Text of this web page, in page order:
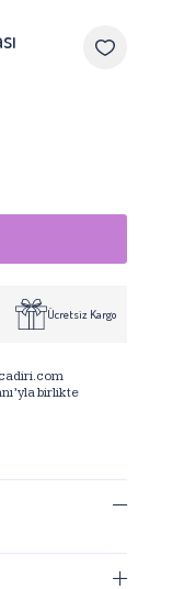
Ücretsiz Kargo
birlikte